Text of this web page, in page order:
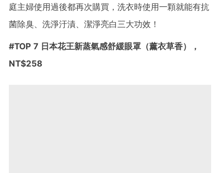
庭主婦使用過後都再次購買，洗衣時使用一顆就能有抗
菌除臭、洗淨汙漬、潔淨亮白三大功效！
#TOP 7 日本花王新蒸氣感舒緩眼罩（薰衣草香）
，
NT$258